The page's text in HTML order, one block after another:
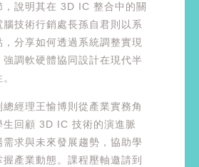
，說明其在 3D IC 整合中的關
技術行銷處長孫自君則以系
分享如何透過系統調整實現
調軟硬體協同設計在現代半
經理王愉博則從產業實務角
生回顧 3D IC 技術的演進脈
求與未來發展趨勢，協助學
產業動態。課程壓軸邀請到